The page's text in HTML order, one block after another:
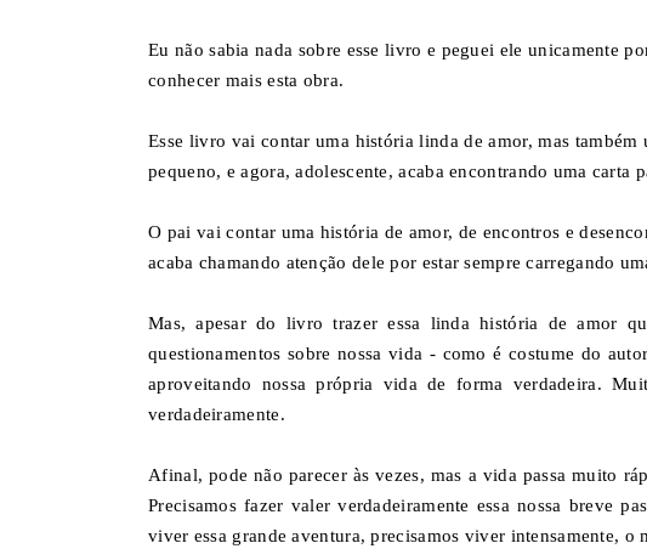
Eu não sabia nada sobre esse livro e peguei ele unicamente
conhecer mais esta obra.
Esse livro vai contar uma história linda de amor, mas
pequeno, e agora, adolescente, acaba encontrando uma carta
O pai vai contar uma história de amor, de encontros e
acaba chamando atenção dele por estar sempre carregando
Mas, apesar do livro trazer essa linda história de amor
questionamentos sobre nossa vida - como é costume do
aproveitando nossa própria vida de forma verdadeira.
verdadeiramente.
Afinal, pode não parecer às vezes, mas a vida passa muito
Precisamos fazer valer verdadeiramente essa nossa breve
viver essa grande aventura, precisamos viver intensamente, o